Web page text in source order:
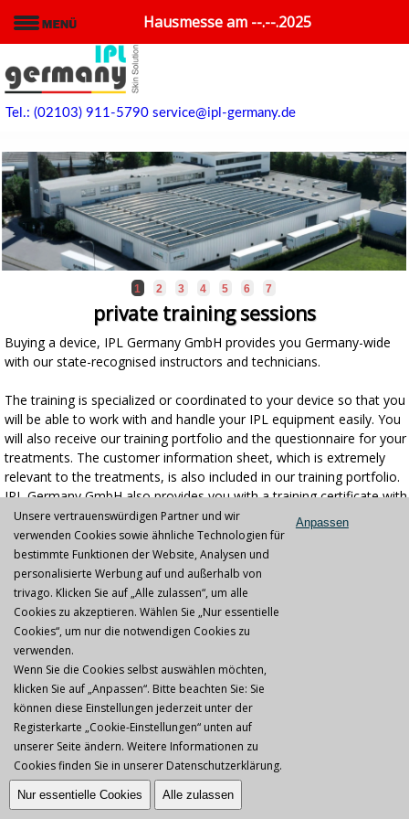
Hausmesse am --.--.2025
Tel.: (02103) 911-5790 service@ipl-germany.de
1 2 3 4 5 6 7
private training sessions
Buying a device, IPL Germany GmbH provides you Germany-wide
with our state-recognised instructors and technicians.
The training is specialized or coordinated to your device so that you
will be able to work with and handle your IPL equipment easily. You
will also receive our training portfolio and the questionnaire for your
treatments. The customer information sheet, which is extremely
relevant to the treatments, is also included in our training portfolio.
IPL Germany GmbH also provides you with a training certificate with
your name.
If you have any questions, please use our free call-back service, so
you can contact our instructors and technicians.
Imprint|AGB|Datenschutz|Jobs & Karriere
Copyright © 2026 IPL Germany GmbH
Unsere vertrauenswürdigen Partner und wir
verwenden Cookies sowie ähnliche Technologien für
bestimmte Funktionen der Website, Analysen und
personalisierte Werbung auf und außerhalb von
trivago. Klicken Sie auf „Alle zulassen“, um alle
Cookies zu akzeptieren. Wählen Sie „Nur essentielle
Cookies“, um nur die notwendigen Cookies zu
verwenden.
Wenn Sie die Cookies selbst auswählen möchten,
klicken Sie auf „Anpassen“. Bitte beachten Sie: Sie
können diese Einstellungen jederzeit unter der
Registerkarte „Cookie-Einstellungen“ unten auf
unserer Seite ändern. Weitere Informationen zu
Cookies finden Sie in unserer Datenschutzerklärung.
Anpassen
Nur essentielle Cookies Alle zulassen